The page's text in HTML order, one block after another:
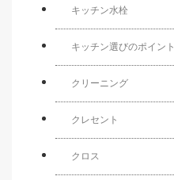
キッチン水栓
キッチン選びのポイント
クリーニング
クレセント
クロス